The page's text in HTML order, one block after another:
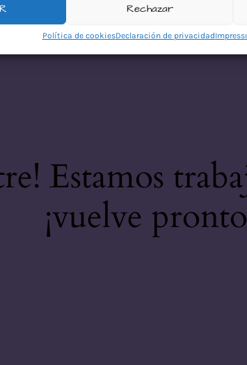
Rechazar
Política de cookiesDeclaración de privacidad
Estamos
¡vuelve